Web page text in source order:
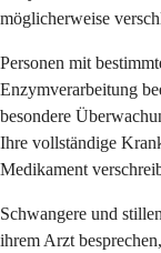
möglicherweise
Personen mit
Enzymverarbeitung
besondere
Ihre vollständige
Medikament
Schwangere und
ihrem Arzt